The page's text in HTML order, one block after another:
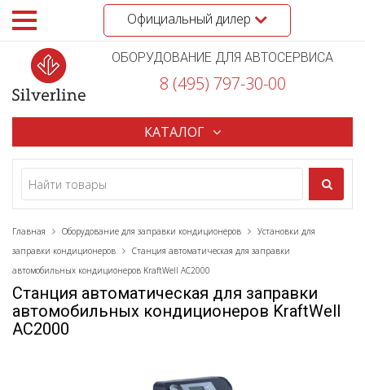
Официальный дилер
ОБОРУДОВАНИЕ ДЛЯ АВТОСЕРВИСА
8 (495) 797-30-00
КАТАЛОГ
Главная Оборудование для заправки кондиционеров
Установки для
заправки кондиционеров
Станция автоматическая для заправки
автомобильных кондиционеров KraftWell AC2000
Станция автоматическая для заправки
автомобильных кондиционеров KraftWell
AC2000